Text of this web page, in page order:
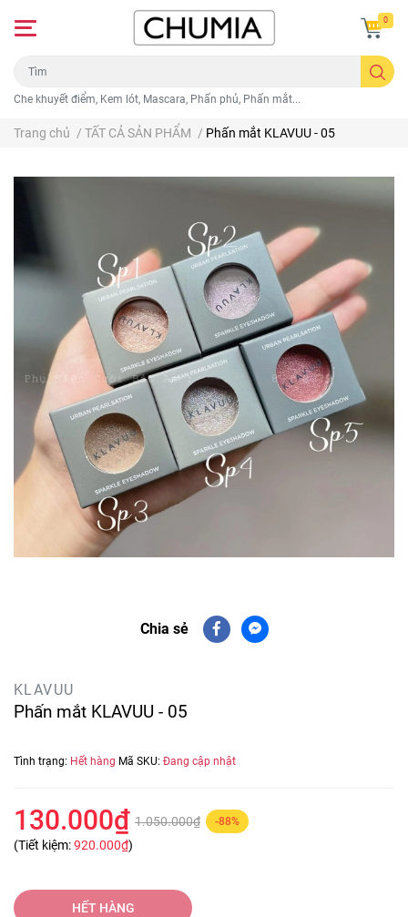
Che khuyết điểm, Kem lót, Mascara, Phấn phủ, Phấn mắt...
0
Trang chủ / TẤT CẢ SẢN PHẨM / Phấn mắt KLAVUU - 05
Chia sẻ
KLAVUU
Phấn mắt KLAVUU - 05
Tình trạng: Hết hàng Mã SKU: Đang cập nhật
130.000₫ 1.050.000₫ -88%
(Tiết kiệm:920.000₫)
HẾT HÀNG